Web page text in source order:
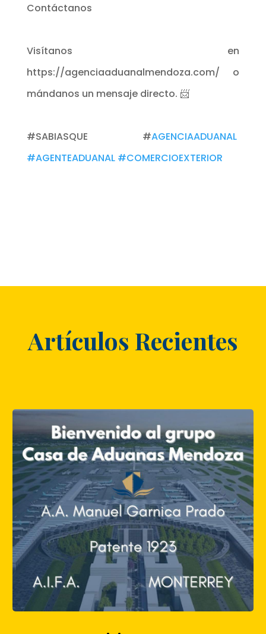
Contáctanos
Visítanos en
https://agenciaaduanalmendoza.com/ o
mándanos un mensaje directo. 📨
#SABIASQUE #AGENCIAADUANAL
#AGENTEADUANAL #COMERCIOEXTERIOR
Artículos Recientes